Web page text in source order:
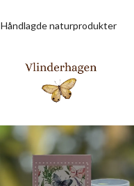
Håndlagde naturprodukter